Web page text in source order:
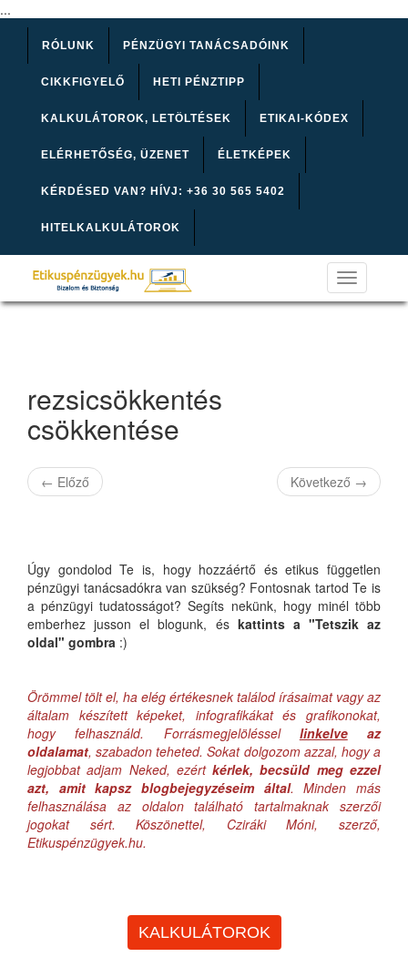
...
RÓLUNK PÉNZÜGYI TANÁCSADÓINK
CIKKFIGYELŐ HETI PÉNZTIPP
KALKULÁTOROK, LETÖLTÉSEK ETIKAI-KÓDEX
ELÉRHETŐSÉG, ÜZENET ÉLETKÉPEK
KÉRDÉSED VAN? HÍVJ: +36 30 565 5402
HITELKALKULÁTOROK
Toggle
navigation
rezsicsökkentés
csökkentése
← Előző Következő →
Úgy gondolod Te is, hogy hozzáértő és etikus független
pénzügyi tanácsadókra van szükség? Fontosnak tartod Te is
a pénzügyi tudatosságot? Segíts nekünk, hogy minél több
emberhez jusson el blogunk, és kattints a "Tetszik az
oldal" gombra :)
Örömmel tölt el, ha elég értékesnek találod írásaimat vagy az
általam készített képeket, infografikákat és grafikonokat,
hogy felhasználd. Forrásmegjelöléssel linkelveaz
oldalamat, szabadon teheted. Sokat dolgozom azzal, hogy a
legjobbat adjam Neked, ezértkérlek, becsüld meg ezzel
azt, amit kapsz blogbejegyzéseim által. Minden más
felhasználása az oldalon található tartalmaknak szerzői
jogokat sért. Köszönettel, Cziráki Móni, szerző,
Etikuspénzügyek.hu.
KALKULÁTOROK